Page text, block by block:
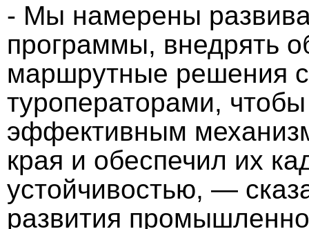
- Мы намерены
программы, внедрять
маршрутные решения
туроператорами,
эффективным
края и обеспечил их
устойчивостью, —
развития